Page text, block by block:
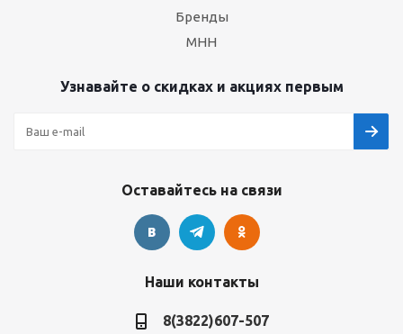
Бренды
МНН
Узнавайте о скидках и акциях первым
Оставайтесь на связи
Наши контакты
8(3822)607-507